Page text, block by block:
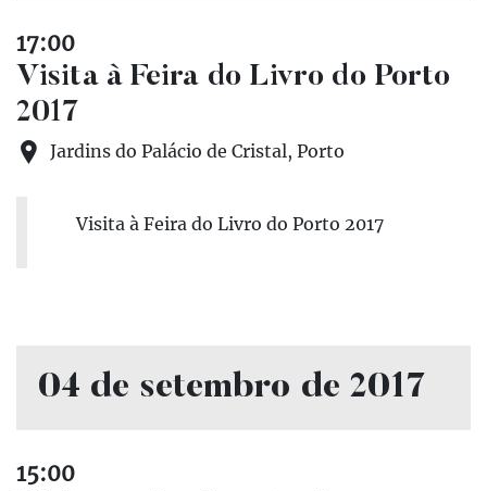
17:00
Visita à Feira do Livro do Porto
2017
Jardins do Palácio de Cristal, Porto
Visita à Feira do Livro do Porto 2017
04 de setembro de 2017
15:00